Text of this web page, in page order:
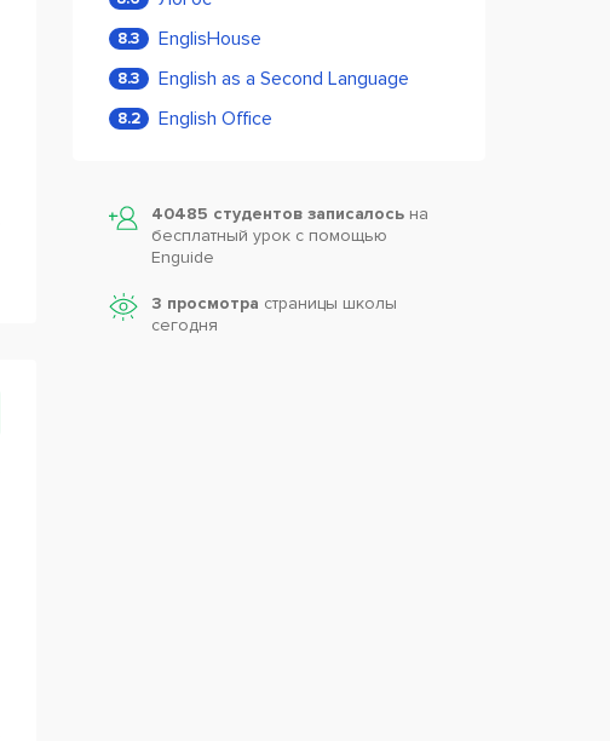
8.3 EnglisHouse
8.3 English as a Second Language
8.2 English Office
40485 студентов записалось на
бесплатный урок с помощью
Enguide
3 просмотра страницы школы
сегодня